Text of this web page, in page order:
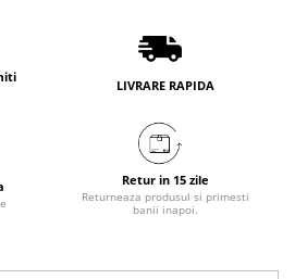
LIVRARE RAPIDA
Retur in 15 zile
Returneaza produsul si primesti
banii inapoi.